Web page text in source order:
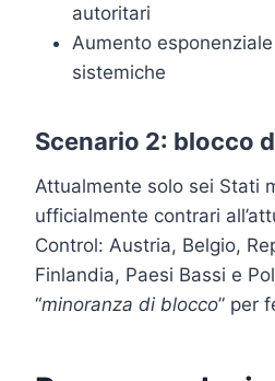
autoritari
Aumento
sistemiche
Scenario 2: blocco
Attualmente solo sei Stati
ufficialmente contrari
Control: Austria, Belgio,
Finlandia, Paesi Bassi e
“minoranza di blocco” per